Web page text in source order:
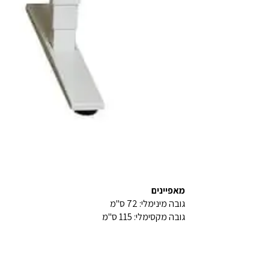
מאפיינים
גובה מינימלי: 72 ס"מ
גובה מקסימלי: 115 ס"מ